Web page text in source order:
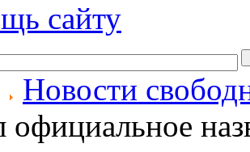
сайту
Новости
официальное